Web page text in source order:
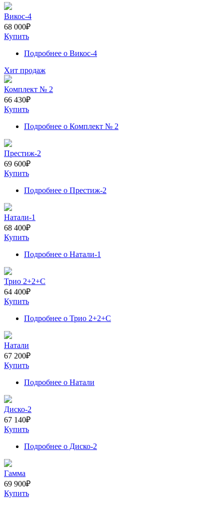
Викос-4
68 000₽
Купить
Подробнее о Викос-4
Хит продаж
Комплект № 2
66 430₽
Купить
Подробнее о Комплект № 2
Престиж-2
69 600₽
Купить
Подробнее о Престиж-2
Натали-1
68 400₽
Купить
Подробнее о Натали-1
Трио 2+2+С
64 400₽
Купить
Подробнее о Трио 2+2+С
Натали
67 200₽
Купить
Подробнее о Натали
Диско-2
67 140₽
Купить
Подробнее о Диско-2
Гамма
69 900₽
Купить